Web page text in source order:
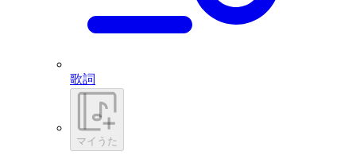
歌詞
マイうた